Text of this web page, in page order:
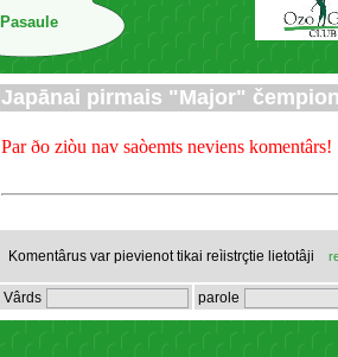
Pasaule
Japānai pirmais "Major"
Par ðo ziòu nav saòemts neviens komentârs!
Komentârus var pievienot tikai reìistrçtie lietotâji
Vârds parole